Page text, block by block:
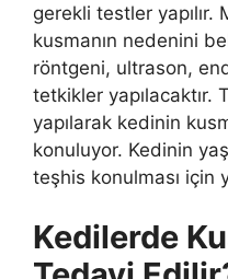
gerekli testler yapılır.
kusmanın nedenini
röntgeni, ultrason,
tetkikler yapılacaktır.
yapılarak kedinin
konuluyor. Kedinin
teşhis konulması için
Kedilerde